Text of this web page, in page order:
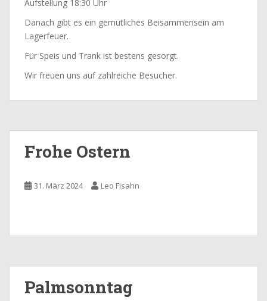
Aufstellung 18:30 Uhr
Danach gibt es ein gemütliches Beisammensein am
Lagerfeuer.
Für Speis und Trank ist bestens gesorgt.
Wir freuen uns auf zahlreiche Besucher.
Frohe Ostern
31. März 2024 Leo Fisahn
Palmsonntag